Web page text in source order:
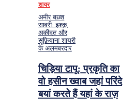
शायर
अमीर बख़्श
साबरी: इश्क़,
अकीदत और
सूफ़ियाना शायरी
के अलमबरदार
चिड़िया टापू: प्रकृति का
वो हसीन ख्वाब जहां परिंदे
बयां करते हैं यहां के राज़